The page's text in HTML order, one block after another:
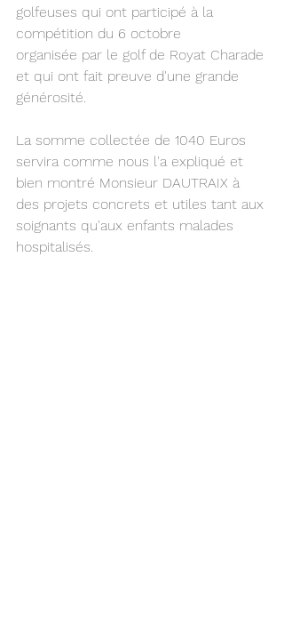
golfeuses qui ont participé à la
compétition du 6 octobre
organisée par le golf de Royat Charade
et qui ont fait preuve d'une grande
générosité.
La somme collectée de 1040 Euros
servira comme nous l'a expliqué et
bien montré Monsieur DAUTRAIX à
des projets concrets et utiles tant aux
soignants qu'aux enfants malades
hospitalisés.